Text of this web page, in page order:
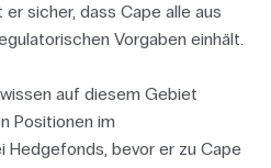
sicher, dass Cape alle aus
Vorgaben einhält.
auf diesem Gebiet
Positionen im
Hedgefonds, bevor er zu Cape